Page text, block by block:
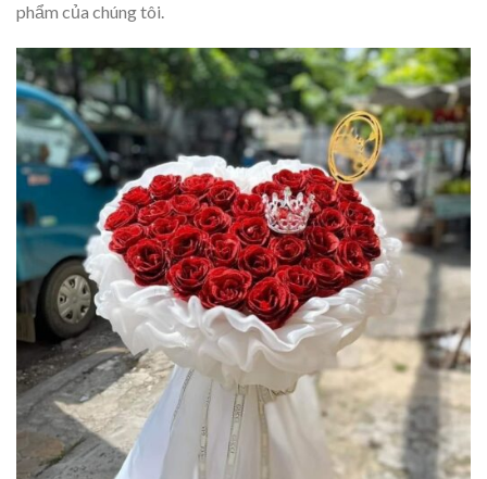
phẩm của chúng tôi.